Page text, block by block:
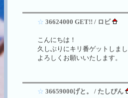
☆ 36624000 GET!! / ロビ
こんにちは！
久しぶりにキリ番ゲットしまし
よろしくお願いいたします。
☆ 36659000げと。 / たしぴん